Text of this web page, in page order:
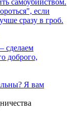
если
сразу в гроб.
сделаем
доброго,
Я вам